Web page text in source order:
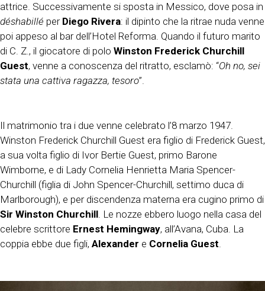
attrice. Successivamente si sposta in Messico, dove posa in
déshabillé per Diego Rivera: il dipinto che la ritrae nuda venne
poi appeso al bar dell’Hotel Reforma. Quando il futuro marito
di C. Z., il giocatore di polo Winston Frederick Churchill
Guest, venne a conoscenza del ritratto, esclamò: “Oh no, sei
stata una cattiva ragazza, tesoro”.
Il matrimonio tra i due venne celebrato l’8 marzo 1947.
Winston Frederick Churchill Guest era figlio di Frederick Guest,
a sua volta figlio di Ivor Bertie Guest, primo Barone
Wimborne, e di Lady Cornelia Henrietta Maria Spencer-
Churchill (figlia di John Spencer-Churchill, settimo duca di
Marlborough), e per discendenza materna era cugino primo di
Sir Winston Churchill . Le nozze ebbero luogo nella casa del
celebre scrittore Ernest Hemingway, all’Avana, Cuba. La
coppia ebbe due figli, Alexander e Cornelia Guest